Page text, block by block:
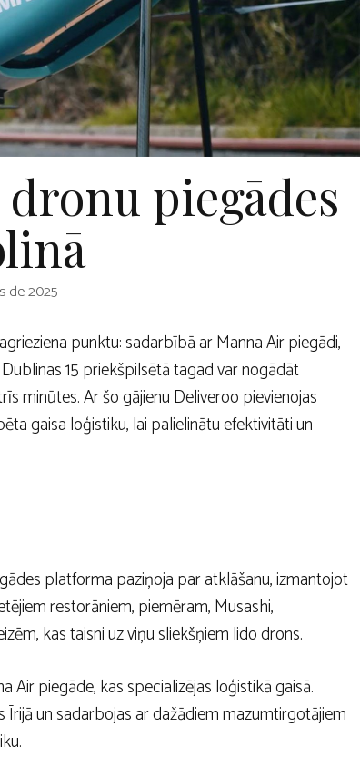
piegādes
de 2025
punktu: sadarbībā ar Manna Air piegādi,
15 priekšpilsētā tagad var nogādāt
minūtes. Ar šo gājienu Deliveroo pievienojas
gaisa loģistiku, lai palielinātu efektivitāti un
platforma paziņoja par atklāšanu, izmantojot
restorāniem, piemēram, Musashi,
kas taisni uz viņu sliekšņiem lido drons.
Air piegāde, kas specializējas loģistikā gaisā.
un sadarbojas ar dažādiem mazumtirgotājiem